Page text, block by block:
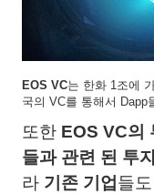
EOS VC는 한화 1조에
국의 VC를 통해서 Dapp
또한 EOS VC의
들과 관련 된 투
라 기존 기업 들도